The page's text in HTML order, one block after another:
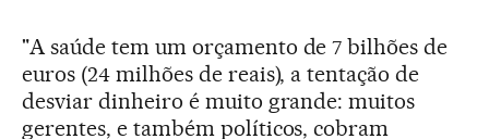
"A saúde tem um orçamento de 7 bilhões de
euros (24 milhões de reais), a tentação de
desviar dinheiro é muito grande: muitos
gerentes, e também políticos, cobram